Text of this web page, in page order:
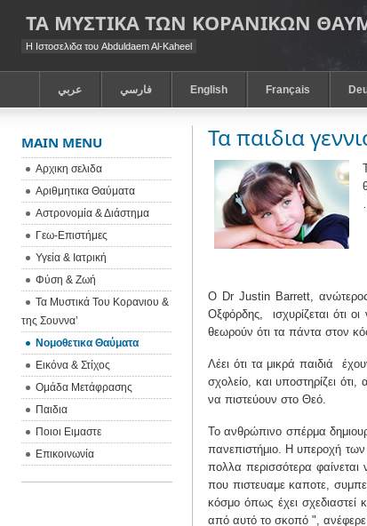
ΤΑ ΜΥΣΤΙΚΑ ΤΩΝ ΚΟΡΑΝΙΚΩΝ
Η Ιστοσελιδα του Abduldaem Al-Kaheel
عربي فارسي English Français
Τα παιδια
Ο Dr Justin Barrett, ανώτερος
Οξφόρδης,
ισχυρίζεται ότι
θεωρούν ότι τα πάντα στον
Λέει ότι τα μικρά παιδιά
σχολείο, και υποστηρίζει ότι,
να πιστεύουν στο Θεό.
Το ανθρώπινο σπέρμα
πανεπιστήμιο. Η υπεροχή των
πολλα περισσότερα
που πιστευαμε καποτε,
κόσμο όπως έχει σχεδιαστεί
από αυτό το σκοπό ",
MAIN MENU
Αρχικη σελιδα
Αριθμητικα Θαύματα
Αστρονομία & Διάστημα
Γεω-Eπιστήμες
Υγεία & Ιατρική
Φύση & Ζωή
Τα Μυστικά Του Κορανιου &
της Σουννα’
Νομοθετικα Θαύματα
Εικόνα & Στίχος
Ομάδα Μετάφρασης
Παιδια
Ποιοι Ειμαστε
Επικοινωνία